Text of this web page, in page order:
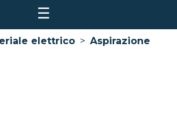
☰
elettrico > Aspirazione